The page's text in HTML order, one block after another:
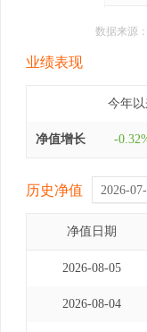
数据来源
业绩表现
今年
净值增长 -
历史净值
净值日期
2026-08-05
2026-08-04